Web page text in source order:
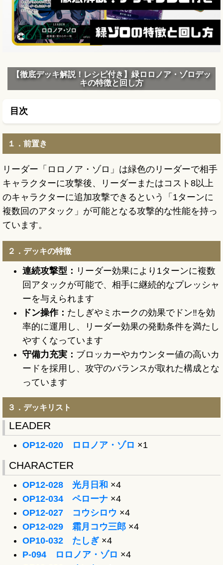
【徹底デッキ解説！レシピ付き】緑ロロノア・ゾロデッ
キの特徴と回し方
目次
１．前置き
リーダー「ロロノア・ゾロ」は緑色のリーダーで相手
キャラクターに攻撃後、リーダーまたはコスト8以上
のキャラクターに追加攻撃できるという「1ターンに
複数回のアタック」が可能となる攻撃的な性能を持っ
ています。
２．デッキの特徴
連続攻撃型： リーダー効果により1ターンに複数
回アタックが可能で、相手に継続的なプレッシャ
ーを与えられます
ドン操作： たしぎやミホークの効果でドン‼を効
率的に運用し、リーダー効果の発動条件を満たし
やすくなっています
守備力充実： ブロッカーやカウンター値の高いカ
ードを採用し、攻守のバランスが取れた構成とな
っています
３．デッキリスト
LEADER
OP12-020 ロロノア・ゾロ ×1
CHARACTER
OP12-028 光月日和 ×4
OP12-034 ペローナ ×4
OP12-027 コウシロウ ×4
OP12-029 霜月コウ三郎 ×4
OP10-032 たしぎ ×4
P-094 ロロノア・ゾロ ×4